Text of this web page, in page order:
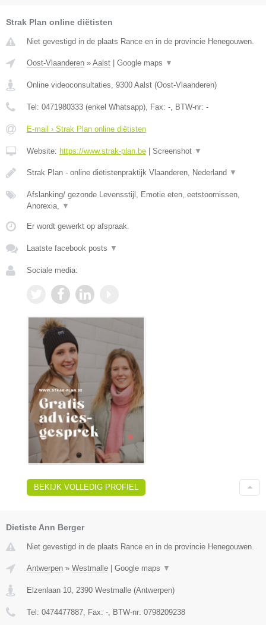
Strak Plan online diëtisten
Niet gevestigd in de plaats Rance en in de provincie Henegouwen.
Oost-Vlaanderen » Aalst Google maps ▼
Online videoconsultaties, 9300 Aalst (Oost-Vlaanderen)
Tel: 0471980333 (enkel Whatsapp), Fax: -, BTW-nr: -
E-mail › Strak Plan online diëtisten
Website: https://www.strak-plan.be Screenshot ▼
Strak Plan - online diëtistenpraktijk Vlaanderen, Nederland ▼
Afslanking/ gezonde Levensstijl, Emotie eten, eetstoornissen,
Anorexia, ▼
Er wordt gewerkt op afspraak.
Laatste facebook posts ▼
Sociale media:
BEKIJK VOLLEDIG PROFIEL
Dietiste Ann Berger
Niet gevestigd in de plaats Rance en in de provincie Henegouwen.
Antwerpen » Westmalle | Google maps ▼
Elzenlaan 10 2390 Westmalle (Antwerpen)
Tel: 0474477887 , Fax: - , BTW-nr: 0798209238